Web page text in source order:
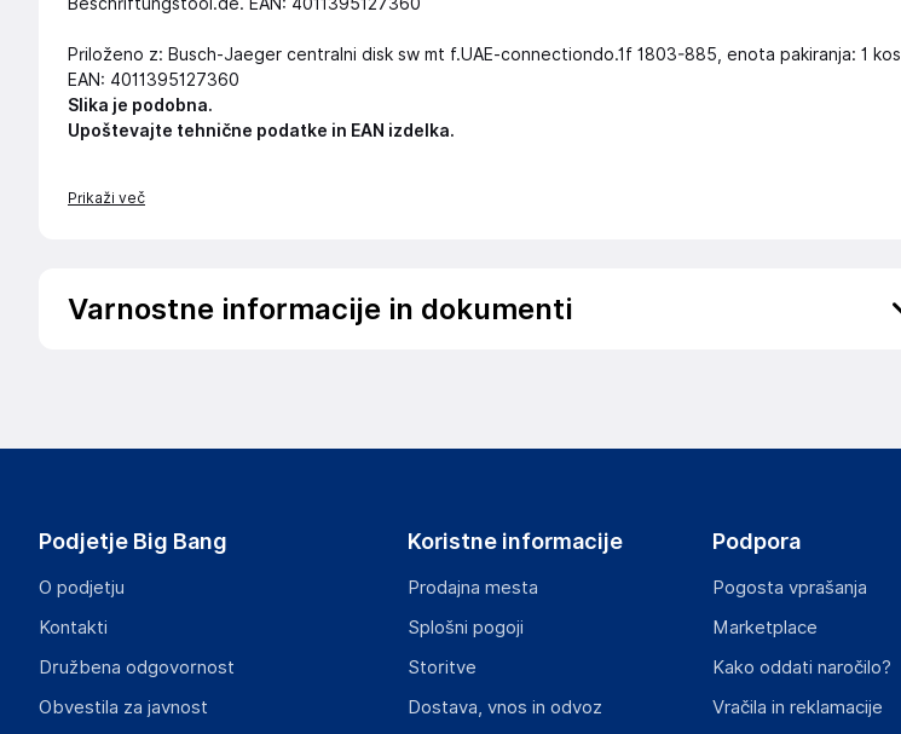
Priloženo z: Busch-Jaeger centralni disk sw mt f.UAE-connectiondo.1f 1803-885, enota pakiranja: 1 kos,
EAN: 4011395127360
Slika je podobna.
Upoštevajte tehnične podatke in EAN izdelka.
Prikaži več
Varnostne informacije in dokumenti
contact.center@de.abb.com
Gospodarski subjekt s sedežem v EU, ki zagotavlja skladnost izdelka z zahtevanimi predpisi.
68309
Podjetje Big Bang
O podjetju
Kontakti
Družbena odgovornost
Obvestila za javnost
Koristne informacije
Prodajna mesta
Splošni pogoji
Storitve
Dostava, vnos in odvoz
Podpora
Pogosta vprašanja
Marketplace
Kako oddati naročilo?
Vračila in reklamacije